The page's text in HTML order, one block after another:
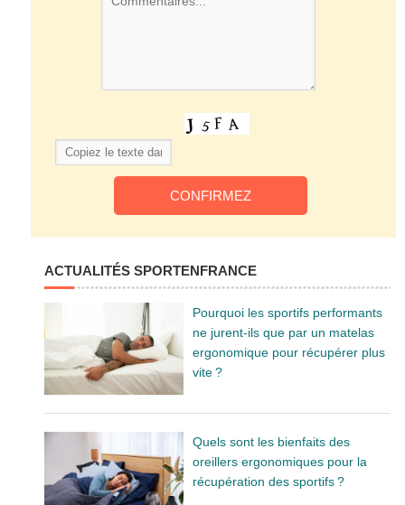
ACTUALITÉS SPORTENFRANCE
Pourquoi les sportifs performants
ne jurent-ils que par un matelas
ergonomique pour récupérer plus
vite ?
Quels sont les bienfaits des
oreillers ergonomiques pour la
récupération des sportifs ?